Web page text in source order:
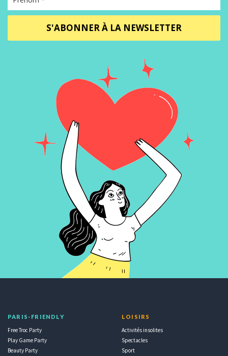
S'ABONNER À LA NEWSLETTER
PARIS-FRIENDLY
Free Troc Party
Play Game Party
Beauty Party
LOISIRS
Activités insolites
Spectacles
Sport